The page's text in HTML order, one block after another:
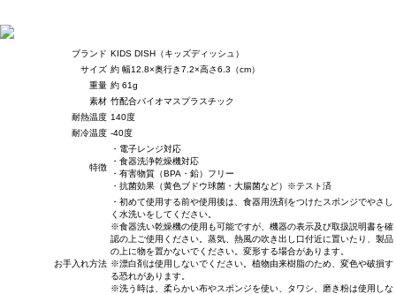
ブランド KIDS DISH（キッズディッシュ）
サイズ 約 幅12.8×奥行き7.2×高さ6.3（cm）
重量 約 61g
素材 竹配合バイオマスプラスチック
耐熱温度 140度
耐冷温度 -40度
特徴
・電子レンジ対応
・食器洗浄乾燥機対応
・有害物質（BPA・鉛）フリー
・抗菌効果（黄色ブドウ球菌・大腸菌など）※テスト済
お手入れ方法
・初めて使用する前や使用後は、食器用洗剤をつけたスポンジでやさし
く水洗いをしてください。
※食器洗い乾燥機の使用も可能ですが、機器の表示及び取扱説明書を確
認の上ご使用ください。蒸気、熱風の吹き出し口付近に置いたり、製品
の上に物を置かないでください。変形する場合があります。
※漂白剤は使用しないでください。植物由来樹脂のため、変色や破損す
る恐れがあります。
※洗う時は、柔らかい布やスポンジを使い、タワシ、磨き粉は使用しな